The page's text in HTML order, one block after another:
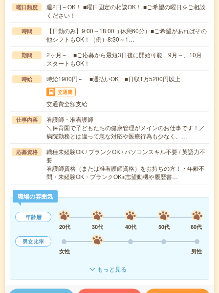
曜日頻度
週2日～OK！ ■曜日固定の相談OK！ ■ご希望の曜日をご相談
ください！
時間
【日勤のみ】9:00～18:00（休憩60分）■ご希望があればその
他シフトもOK！（例）8:30～1…
期間
2ヶ月～ ■ご応募から最短3日後に開始可能 9月～、10月
スタートもOK！
時給 時給1900円～ ■週払いOK ■日収1万5200円以上
交通費
交通費全額支給
仕事内容
看護師・准看護師
＼保育園で子どもたちの健康管理がメインのお仕事です！／
病院勤務とは違って急な対応や医療行為も少なく、…
応募資格
職種未経験OK / ブランクOK / パソコンスキル不要 / 英語力不
要
看護師資格（または准看護師資格）をお持ちの方！・年齢不
問・未経験OK・ブランクOK※志望動機や履歴書…
職場の雰囲気
年齢層
20代
30代 40代 50代
60代
男女比率
女性
男性
もっと見る